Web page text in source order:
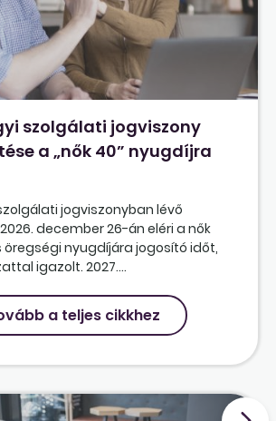
szolgálati jogviszony
a „nők 40” nyugdíjra
jogviszonyban lévő
december 26-án eléri a nők
nyugdíjára jogosító időt,
igazolt. 2027....
a teljes cikkhez